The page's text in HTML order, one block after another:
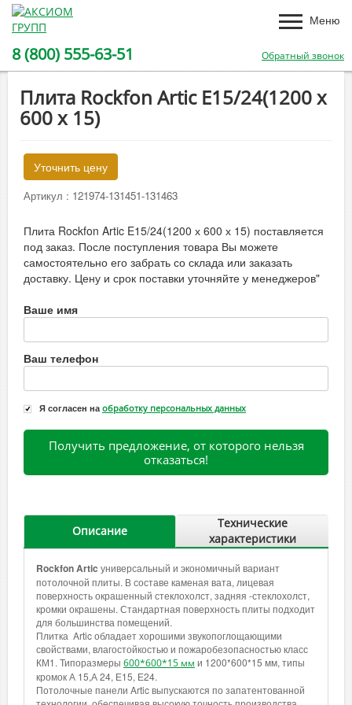
Меню
8 (800) 555-63-51 Обратный звонок
Плита Rockfon Artic E15/24(1200 х
600 х 15)
Уточнить цену
Артикул : 121974-131451-131463
Плита Rockfon Artic E15/24(1200 х 600 х 15) поставляется
под заказ. После поступления товара Вы можете
самостоятельно его забрать со склада или заказать
доставку. Цену и срок поставки уточняйте у менеджеров"
Ваше имя
Ваш телефон
Я согласен наобработку персональных данных
Получить предложение, от которого нельзя
отказаться!
Описание
Технические
характеристики
Rockfon Artic универсальный и экономичный вариант
потолочной плиты. В составе каменая вата, лицевая
поверхность окрашенный стеклохолст, задняя -стеклохолст,
кромки окрашены. Стандартная поверхность плиты подходит
для большинства помещений.
Плитка Artic обладает хорошими звукопоглощающими
свойствами, влагостойкостью и пожаробезопасностью класс
КМ1. Типоразмеры 600*600*15 мм и 1200*600*15 мм, типы
кромок А 15,А 24, Е15, Е24.
Потолочные панели Artic выпускаются по запатентованной